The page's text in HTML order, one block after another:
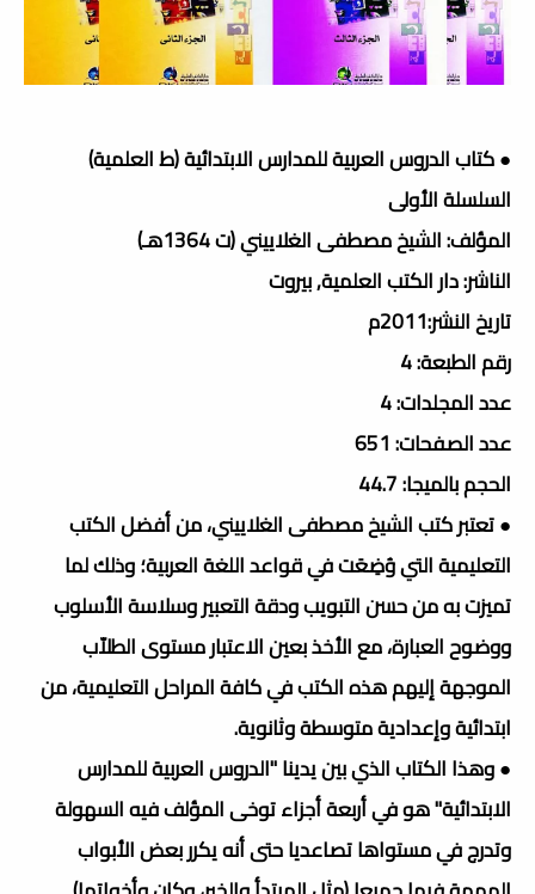
● كتاب الدروس العربية للمدارس الابتدائية (ط العلمية)
السلسلة الأولى
المؤلف: الشيخ مصطفى الغلاييني (ت 1364هـ)
الناشر: دار الكتب العلمية, بيروت
تاريخ النشر:2011م
رقم الطبعة: 4
عدد المجلدات: 4
عدد الصفحات: 651
الحجم بالميجا: 44.7
● تعتبر كتب الشيخ مصطفى الغلاييني، من أفضل الكتب
التعليمية التي وُضِعَت في قواعد اللغة العربية؛ وذلك لما
تميزت به من حسن التبويب ودقة التعبير وسلاسة الأسلوب
ووضوح العبارة، مع الأخذ بعين الاعتبار مستوى الطلاّب
الموجهة إليهم هذه الكتب في كافة المراحل التعليمية، من
ابتدائية وإعدادية متوسطة وثانوية.
● وهذا الكتاب الذي بين يدينا "الدروس العربية للمدارس
الابتدائية" هو في أربعة أجزاء توخى المؤلف فيه السهولة
وتدرج في مستواها تصاعديا حتى أنه يكرر بعض الأبواب